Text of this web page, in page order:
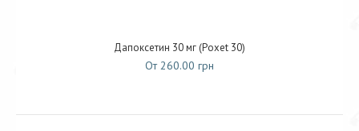
Дапоксетин 30 мг (Poxet 30)
От 260.00 грн